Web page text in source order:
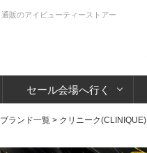
販のアイビューティーストアー
セール会場へ行く
ランド一覧 > クリニーク(CLINIQUE)